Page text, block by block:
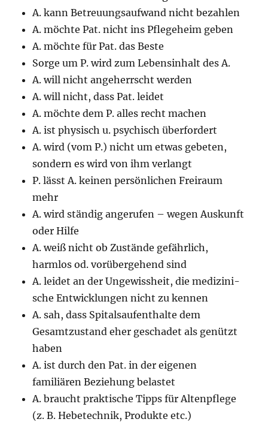
A. kann Betreuungsaufwand nicht bezahlen
A. möchte Pat. nicht ins Pflegeheim geben
A. möchte für Pat. das Beste
Sorge um P. wird zum Lebensinhalt des A.
A. will nicht angeherrscht werden
A. will nicht, dass Pat. leidet
A. möchte dem P. alles recht machen
A. ist physisch u. psychisch überfordert
A. wird (vom P.) nicht um etwas gebeten,
sondern es wird von ihm verlangt
P. lässt A. keinen persönlichen Freiraum
mehr
A. wird ständig angerufen – wegen Auskunft
oder Hilfe
A. weiß nicht ob Zustände gefährlich,
harmlos od. vorübergehend sind
A. leidet an der Ungewissheit, die medizini­
sche Entwicklungen nicht zu kennen
A. sah, dass Spitalsaufenthalte dem
Gesamtzustand eher geschadet als genützt
haben
A. ist durch den Pat. in der eigenen
familiären Beziehung belastet
A. braucht praktische Tipps für Altenpflege
(z. B. Hebetechnik, Produkte etc.)